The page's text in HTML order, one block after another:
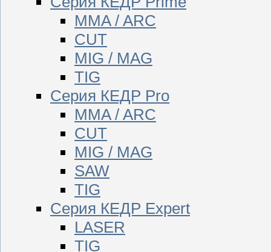
MMA / ARC
CUT
MIG / MAG
TIG
Серия КЕДР Pro
MMA / ARC
CUT
MIG / MAG
SAW
TIG
Серия КЕДР Expert
LASER
TIG